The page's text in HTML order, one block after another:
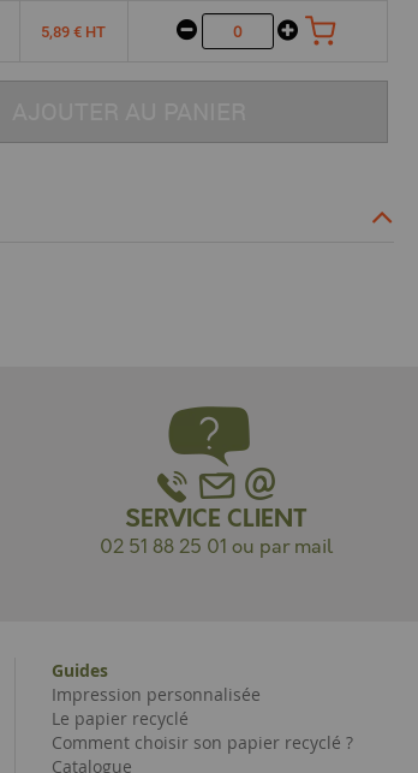
5,89 € HT
SERVICE CLIENT
02 51 88 25 01 ou par mail
Guides
Impression personnalisée
Le papier recyclé
Comment choisir son papier recyclé ?
Catalogue